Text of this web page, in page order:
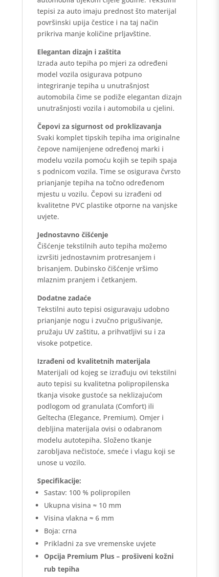
tepisi za auto imaju prednost što materijal
površinski upija čestice i na taj način
prikriva manje količine prljavštine.
Elegantan dizajn i zaštita
Izrada auto tepiha po mjeri za određeni
model vozila osigurava potpuno
integriranje tepiha u unutrašnjost
automobila čime se podiže elegantan dizajn
unutrašnjosti vozila i automobila u cjelini.
Čepovi za sigurnost od proklizavanja
Svaki komplet tipskih tepiha ima originalne
čepove namijenjene određenoj marki i
modelu vozila pomoću kojih se tepih spaja
s podnicom vozila. Time se osigurava čvrsto
prianjanje tepiha na točno određenom
mjestu u vozilu. Čepovi su izrađeni od
kvalitetne PVC plastike otporne na vanjske
uvjete.
Jednostavno čišćenje
Čišćenje tekstilnih auto tepiha možemo
izvršiti jednostavnim protresanjem i
brisanjem. Dubinsko čišćenje vršimo
mlaznim pranjem i četkanjem.
Dodatne zadaće
Tekstilni auto tepisi osiguravaju udobno
prianjanje nogu i zvučno prigušivanje,
pružaju UV zaštitu, a prihvatljivi su i za
visoke potpetice.
Izrađeni od kvalitetnih materijala
Materijali od kojeg se izrađuju ovi tekstilni
auto tepisi su kvalitetna polipropilenska
tkanja visoke gustoće sa neklizajućom
podlogom od granulata (Comfort) ili
Geltecha (Elegance, Premium). Omjer i
debljina materijala ovisi o odabranom
modelu autotepiha. Složeno tkanje
zarobljava nečistoće, smeće i vlagu koji se
unose u vozilo.
Specifikacije:
Sastav: 100 % polipropilen
Ukupna visina ≈ 10 mm
Visina vlakna ≈ 6 mm
Boja: crna
Prikladni za sve vremenske uvjete
Opcija Premium Plus – prošiveni kožni
rub tepiha